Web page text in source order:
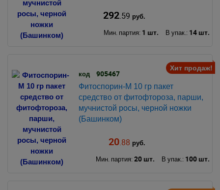
292.59 руб.
Мин. партия: 1 шт. В упак.: 14 шт.
Хит продаж!
код 905467
Фитоспорин-М 10 гр пакет
средство от фитофтороза, парши,
мучнистой росы, черной ножки
(Башинком)
20.88 руб.
Мин. партия: 20 шт. В упак.: 100 шт.